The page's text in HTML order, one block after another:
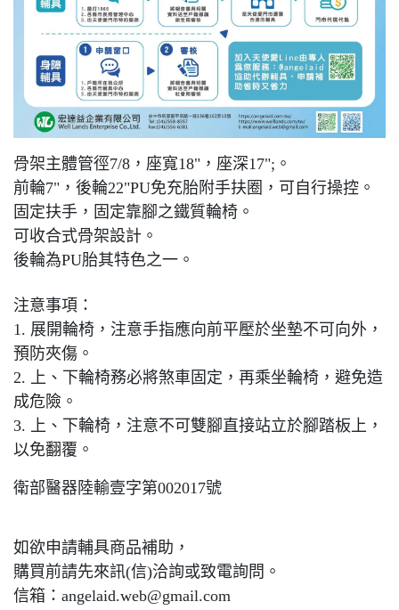
骨架主體管徑7/8，座寬18"，座深17";。
前輪7"，後輪22"PU免充胎附手扶圈，可自行操控。
固定扶手，固定靠腳之鐵質輪椅。
可收合式骨架設計。
後輪為PU胎其特色之一。
注意事項：
1. 展開輪椅，注意手指應向前平壓於坐墊不可向外，
預防夾傷。
2. 上、下輪椅務必將煞車固定，再乘坐輪椅，避免造
成危險。
3. 上、下輪椅，注意不可雙腳直接站立於腳踏板上，
以免翻覆。
衛部醫器陸輸壹字第002017號
如欲申請輔具商品補助，
購買前請先來訊(信)洽詢或致電詢問。
信箱：angelaid.web@gmail.com